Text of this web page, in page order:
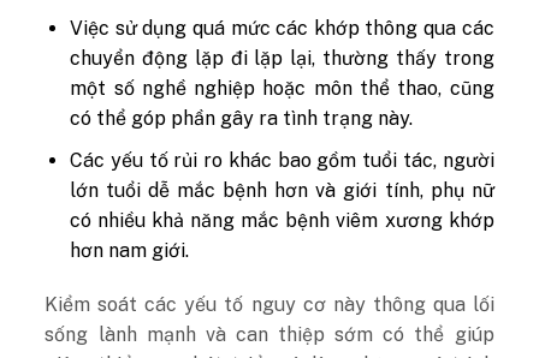
Việc sử dụng quá mức các khớp thông qua các
chuyển động lặp đi lặp lại, thường thấy trong
một số nghề nghiệp hoặc môn thể thao, cũng
có thể góp phần gây ra tình trạng này.
Các yếu tố rủi ro khác bao gồm tuổi tác, người
lớn tuổi dễ mắc bệnh hơn và giới tính, phụ nữ
có nhiều khả năng mắc bệnh viêm xương khớp
hơn nam giới.
Kiểm soát các yếu tố nguy cơ này thông qua lối
sống lành mạnh và can thiệp sớm có thể giúp